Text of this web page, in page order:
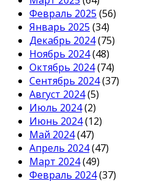
Февраль 2025 (56)
Январь 2025 (34)
Декабрь 2024(75)
Ноябрь 2024(48)
Октябрь 2024(74)
Сентябрь 2024(37)
Август 2024(5)
Июль 2024(2)
Июнь 2024(12)
Май 2024(47)
Апрель 2024(47)
Март 2024(49)
Февраль 2024(37)